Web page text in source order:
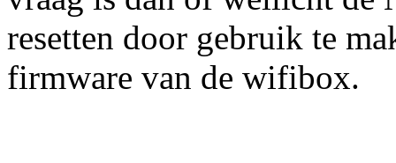
resetten door gebruik te
firmware van de wifibox.